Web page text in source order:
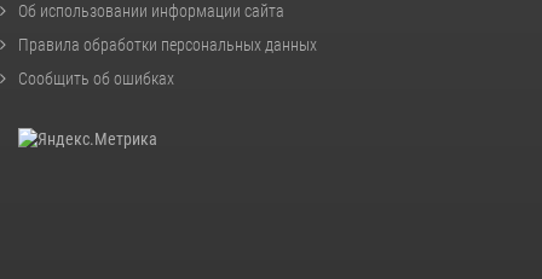
Об использовании информации сайта
Правила обработки персональных данных
Сообщить об ошибках